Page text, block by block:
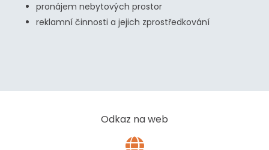
pronájem nebytových prostor
reklamní činnosti a jejich zprostředkování
Odkaz na web